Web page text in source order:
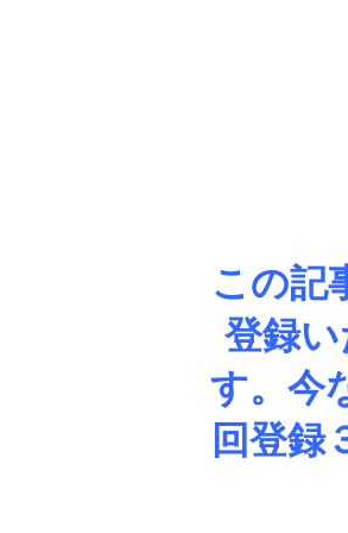
この記
登録
す。今
回登録